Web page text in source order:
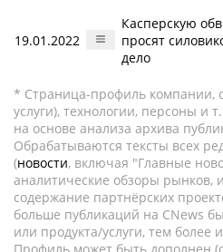
19.01.2022
Касперскую
просят
дело
* Страница-профиль компании,
услуги), технологии, персоны и
на основе анализа архива
Обрабатываются тексты всех
(новости, включая "Главные
аналитические обзоры рынков,
содержание партнёрских
больше публикаций на CNews
или продукта/услуги, тем